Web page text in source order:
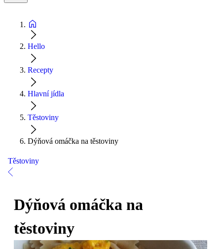
Hello
Recepty
Hlavní jídla
Těstoviny
Dýňová omáčka na těstoviny
Těstoviny
Dýňová omáčka na
těstoviny